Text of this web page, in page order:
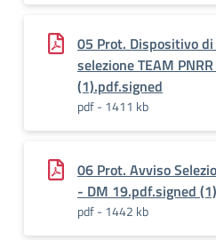
05 Prot. Dispositivo
selezione TEAM
(1).pdf.signed
pdf - 1411 kb
06 Prot. Avviso
- DM 19.pdf.signed (1)
pdf - 1442 kb